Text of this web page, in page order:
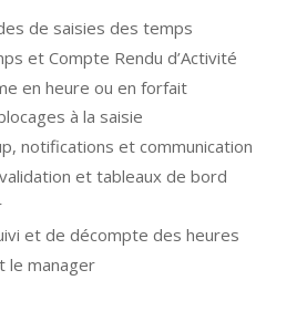
de saisies des temps
et Compte Rendu d’Activité
en heure ou en forfait
à la saisie
notifications et communication
et tableaux de bord
et de décompte des heures
le manager